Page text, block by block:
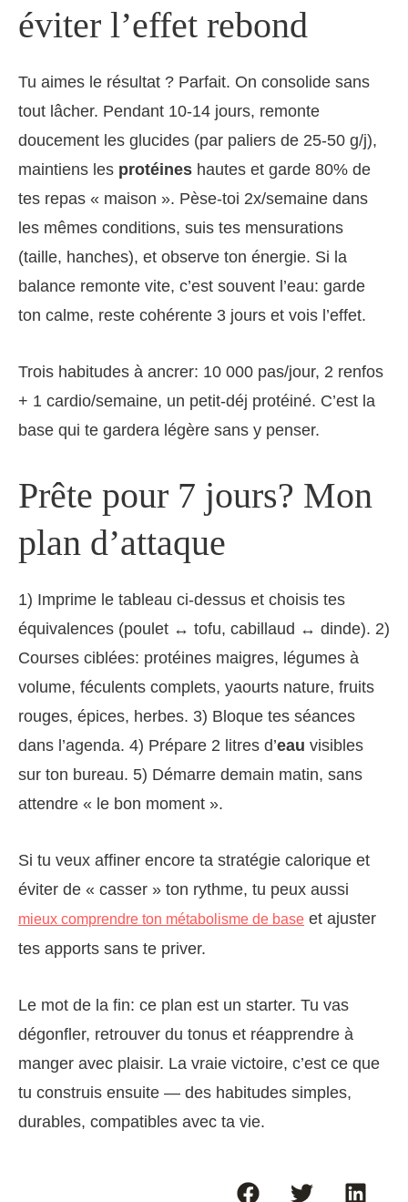
éviter l’effet rebond
Tu aimes le résultat ? Parfait. On consolide sans
tout lâcher. Pendant 10-14 jours, remonte
doucement les glucides (par paliers de 25-50 g/j),
maintiens les protéines hautes et garde 80% de
tes repas « maison ». Pèse-toi 2x/semaine dans
les mêmes conditions, suis tes mensurations
(taille, hanches), et observe ton énergie. Si la
balance remonte vite, c’est souvent l’eau: garde
ton calme, reste cohérente 3 jours et vois l’effet.
Trois habitudes à ancrer: 10 000 pas/jour, 2 renfos
+ 1 cardio/semaine, un petit-déj protéiné. C’est la
base qui te gardera légère sans y penser.
Prête pour 7 jours? Mon
plan d’attaque
1) Imprime le tableau ci-dessus et choisis tes
équivalences (poulet ↔ tofu, cabillaud ↔ dinde). 2)
Courses ciblées: protéines maigres, légumes à
volume, féculents complets, yaourts nature, fruits
rouges, épices, herbes. 3) Bloque tes séances
dans l’agenda. 4) Prépare 2 litres d’eau visibles
sur ton bureau. 5) Démarre demain matin, sans
attendre « le bon moment ».
Si tu veux affiner encore ta stratégie calorique et
éviter de « casser » ton rythme, tu peux aussi
mieux comprendre ton métabolisme de base et ajuster
tes apports sans te priver.
Le mot de la fin: ce plan est un starter. Tu vas
dégonfler, retrouver du tonus et réapprendre à
manger avec plaisir. La vraie victoire, c’est ce que
tu construis ensuite — des habitudes simples,
durables, compatibles avec ta vie.